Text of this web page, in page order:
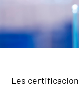
Les